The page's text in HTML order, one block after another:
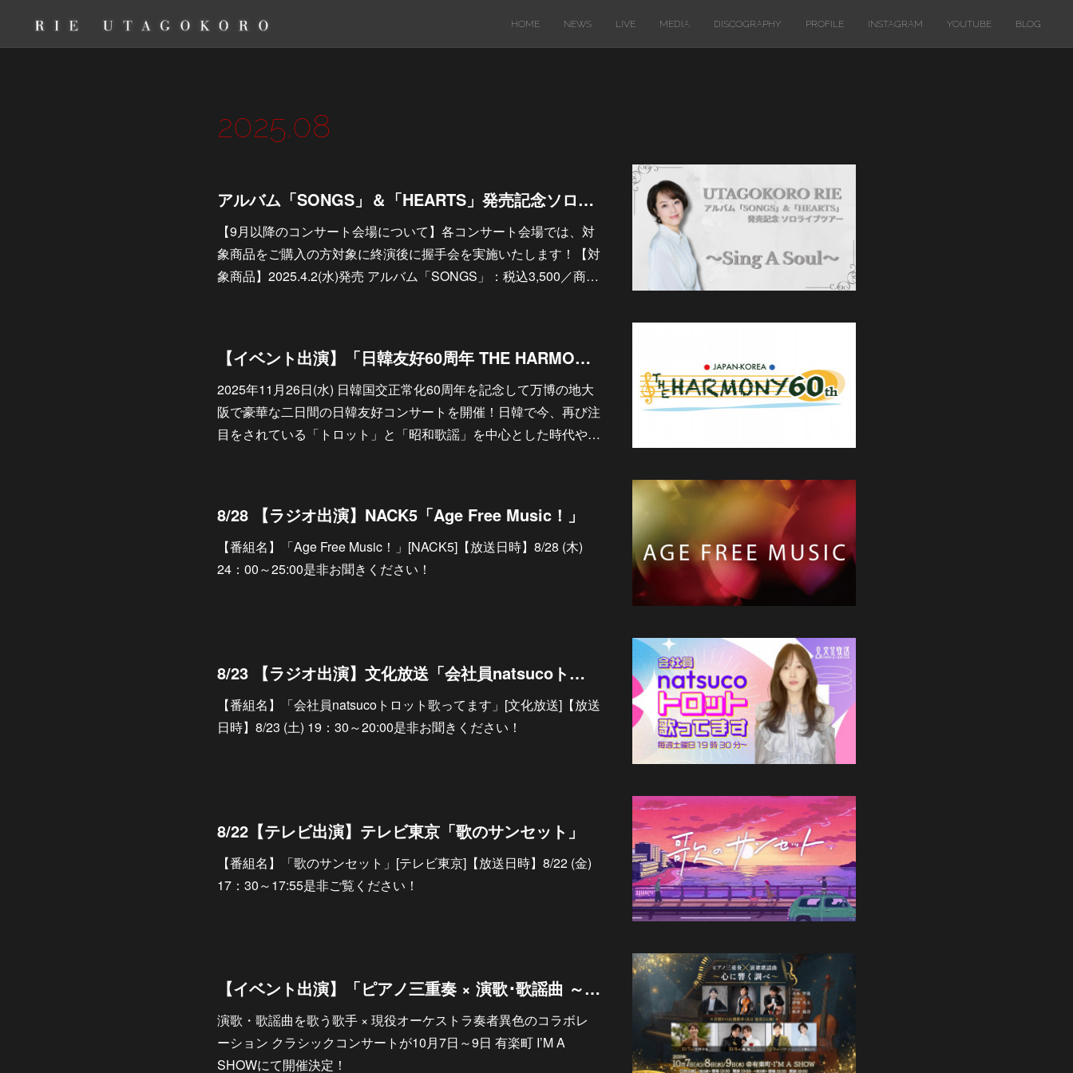
HOME NEWS LIVE MEDIA DISCOGRAPHY PROFILE INSTAGRAM YOUTUBE BLOG
2025.08
アルバム「SONGS」＆「HEARTS」発売記念ソロライブツアー ～Sing A Soul～ 会場即売特典のご案内
【9月以降のコンサート会場について】各コンサート会場では、対
象商品をご購入の方対象に終演後に握手会を実施いたします！【対
象商品】2025.4.2(水)発売 アルバム「SONGS」：税込3,500／商…
【イベント出演】「日韓友好60周年 THE HARMONY 60th」
2025年11月26日(水) 日韓国交正常化60周年を記念して万博の地大
阪で豪華な二日間の日韓友好コンサートを開催！日韓で今、再び注
目をされている「トロット」と「昭和歌謡」を中心とした時代や…
8/28 【ラジオ出演】NACK5「Age Free Music！」
【番組名】「Age Free Music！」[NACK5]【放送日時】8/28 (木)
24：00～25:00是非お聞きください！
8/23 【ラジオ出演】文化放送「会社員natsucoトロット歌ってます」
【番組名】「会社員natsucoトロット歌ってます」[文化放送]【放送
日時】8/23 (土) 19：30～20:00是非お聞きください！
8/22【テレビ出演】テレビ東京「歌のサンセット」
【番組名】「歌のサンセット」[テレビ東京]【放送日時】8/22 (金)
17：30～17:55是非ご覧ください！
【イベント出演】「ピアノ三重奏 × 演歌･歌謡曲 ～心に響く調べ～」
演歌・歌謡曲を歌う歌手 × 現役オーケストラ奏者異色のコラボレ
ーション クラシックコンサートが10月7日～9日 有楽町 I’M A
SHOWにて開催決定！